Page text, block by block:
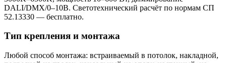
DALI/DMX/0–10В. Светотехнический расчёт по нормам СП
52.13330 — бесплатно.
Тип крепления и монтажа
Любой способ монтажа: встраиваемый в потолок, накладной,